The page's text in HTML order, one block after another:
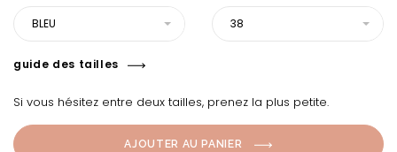
BLEU 38
guide des tailles
Si vous hésitez entre deux tailles, prenez la plus petite.
AJOUTER AU PANIER